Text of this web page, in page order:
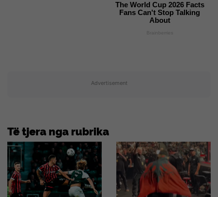
The World Cup 2026 Facts
Fans Can't Stop Talking
About
Brainberries
Advertisement
Të tjera nga rubrika